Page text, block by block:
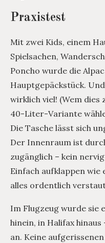
Praxistest
Mit zwei Kids, einem
Spielsachen,
Poncho wurde die
Hauptgepäckstück.
wirklich viel! (Wem dies
40-Liter-Variante
Die Tasche lässt sich
Der Innenraum ist
zugänglich – kein
Einfach aufklappen wie
alles ordentlich
Im Flugzeug wurde sie
hinein, in Halifax
an. Keine